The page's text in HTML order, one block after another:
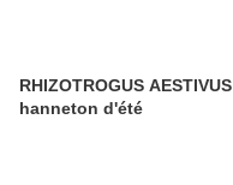
RHIZOTROGUS AESTIVUS ou
hanneton d'été